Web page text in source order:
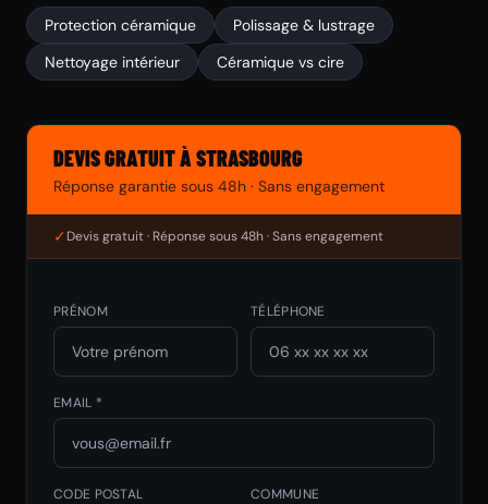
Protection céramique
Polissage & lustrage
Nettoyage intérieur
Céramique vs cire
DEVIS GRATUIT À STRASBOURG
Réponse garantie sous 48h · Sans engagement
✓Devis gratuit · Réponse sous 48h · Sans engagement
PRÉNOM TÉLÉPHONE
EMAIL *
CODE POSTAL COMMUNE